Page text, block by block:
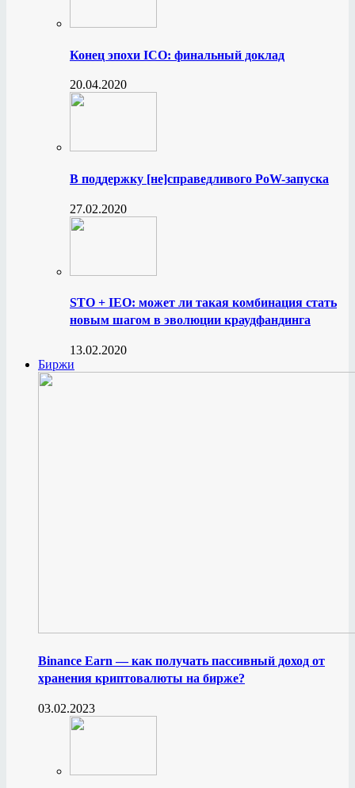
Конец эпохи ICO: финальный доклад
20.04.2020
В поддержку [не]справедливого PoW-запуска
27.02.2020
STO + IEO: может ли такая комбинация стать
новым шагом в эволюции краудфандинга
13.02.2020
Биржи
Binance Earn — как получать пассивный доход от
хранения криптовалюты на бирже?
03.02.2023